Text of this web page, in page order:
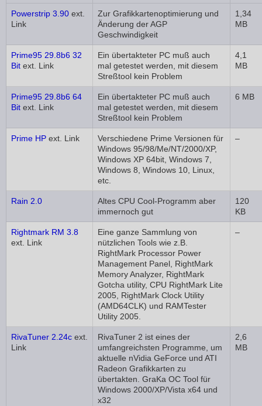
Powerstrip 3.90 ext.
Link
Zur Grafikkartenoptimierung und
Änderung der AGP
Geschwindigkeit
1,34
MB
Prime95 29.8b6 32
Bit ext. Link
Ein übertakteter PC muß auch
mal getestet werden, mit diesem
Streßtool kein Problem
4,1
MB
Prime95 29.8b6 64
Bit ext. Link
Ein übertakteter PC muß auch
mal getestet werden, mit diesem
Streßtool kein Problem
6 MB
Prime HP ext. Link
Verschiedene Prime Versionen für
Windows 95/98/Me/NT/2000/XP,
Windows XP 64bit, Windows 7,
Windows 8, Windows 10, Linux,
etc.
–
Rain 2.0
Altes CPU Cool-Programm aber
immernoch gut
120
KB
Rightmark RM 3.8
ext. Link
Eine ganze Sammlung von
nützlichen Tools wie z.B.
RightMark Processor Power
Management Panel, RightMark
Memory Analyzer, RightMark
Gotcha utility, CPU RightMark Lite
2005, RightMark Clock Utility
(AMD64CLK) und RAMTester
Utility 2005.
–
RivaTuner 2.24c ext.
Link
RivaTuner 2 ist eines der
umfangreichsten Programme, um
aktuelle nVidia GeForce und ATI
Radeon Grafikkarten zu
übertakten. GraKa OC Tool für
Windows 2000/XP/Vista x64 und
x32
2,6
MB